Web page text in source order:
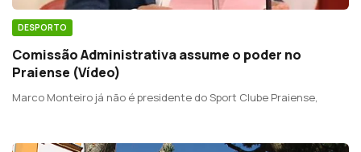
DESPORTO
Comissão Administrativa assume o poder no
Praiense (Vídeo)
Marco Monteiro já não é presidente do Sport Clube Praiense,